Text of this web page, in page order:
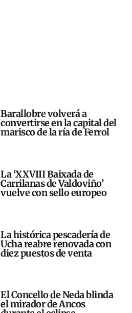
Barallobre volverá a
convertirse en la capital del
marisco de la ría de Ferrol
La ‘XXVIII Baixada de
Carrilanas de Valdoviño’
vuelve con sello europeo
La histórica pescadería de
Ucha reabre renovada con
diez puestos de venta
El Concello de Neda blinda
el mirador de Ancos